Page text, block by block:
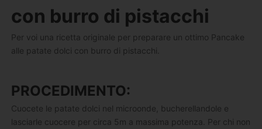
con burro di pistacchi
Per voi una ricetta originale per preparare un ottimo Pancake
alle patate dolci con burro di pistacchi.
PROCEDIMENTO:
Cuocete le patate dolci nel microonde, bucherellandole e
lasciarle cuocere per circa 5m a massima potenza. Per chi non